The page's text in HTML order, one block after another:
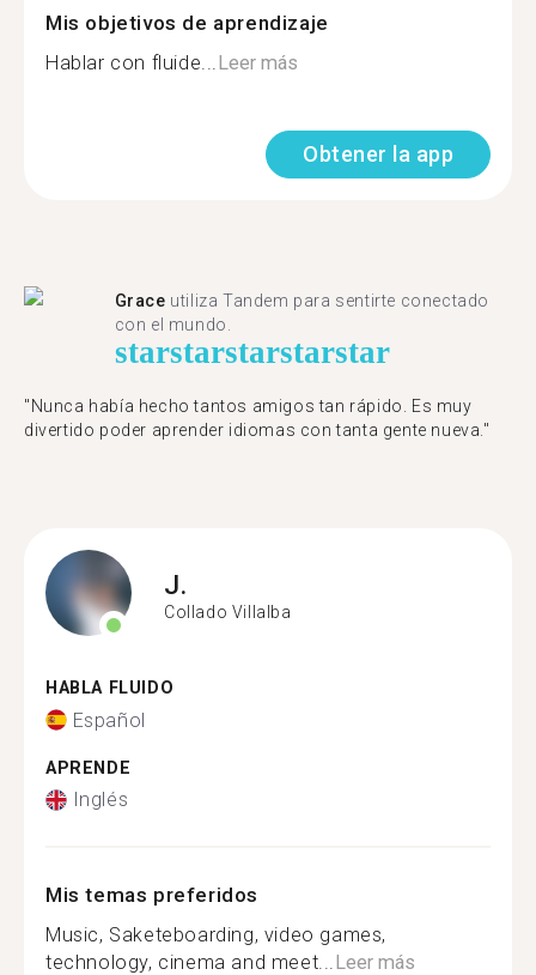
Mis objetivos de aprendizaje
Hablar con fluide...Leer más
Obtener la app
Grace utiliza Tandem para sentirte conectado
con el mundo.
starstarstarstarstar
"Nunca había hecho tantos amigos tan rápido. Es muy
divertido poder aprender idiomas con tanta gente nueva."
J.
Collado Villalba
HABLA FLUIDO
Español
APRENDE
Inglés
Mis temas preferidos
Music, Saketeboarding, video games,
technology, cinema and meet...Leer más